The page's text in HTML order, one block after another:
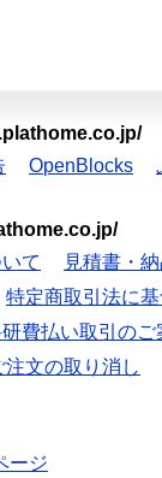
OpenBlocks
て
見積書・
特定商取引法に
費払い取引のご
注文の取り消し
ージ